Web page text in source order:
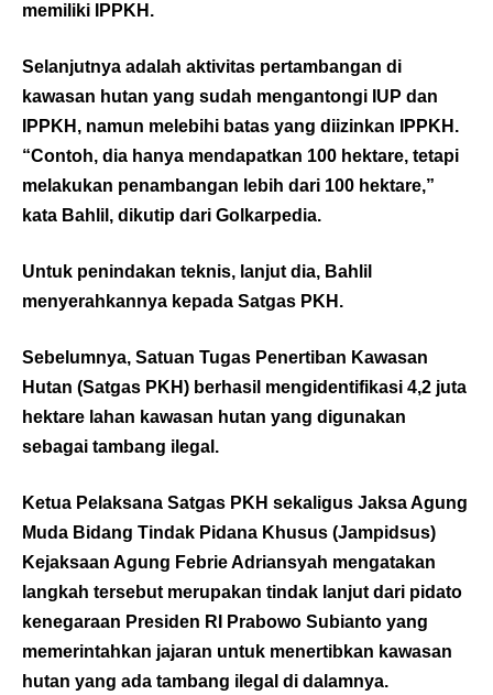
memiliki IPPKH.
Selanjutnya adalah aktivitas pertambangan di
kawasan hutan yang sudah mengantongi IUP dan
IPPKH, namun melebihi batas yang diizinkan IPPKH.
“Contoh, dia hanya mendapatkan 100 hektare, tetapi
melakukan penambangan lebih dari 100 hektare,”
kata Bahlil, dikutip dari Golkarpedia.
Untuk penindakan teknis, lanjut dia, Bahlil
menyerahkannya kepada Satgas PKH.
Sebelumnya, Satuan Tugas Penertiban Kawasan
Hutan (Satgas PKH) berhasil mengidentifikasi 4,2 juta
hektare lahan kawasan hutan yang digunakan
sebagai tambang ilegal.
Ketua Pelaksana Satgas PKH sekaligus Jaksa Agung
Muda Bidang Tindak Pidana Khusus (Jampidsus)
Kejaksaan Agung Febrie Adriansyah mengatakan
langkah tersebut merupakan tindak lanjut dari pidato
kenegaraan Presiden RI Prabowo Subianto yang
memerintahkan jajaran untuk menertibkan kawasan
hutan yang ada tambang ilegal di dalamnya.